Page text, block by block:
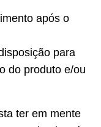
após o
para
do produto e/ou
ter em mente